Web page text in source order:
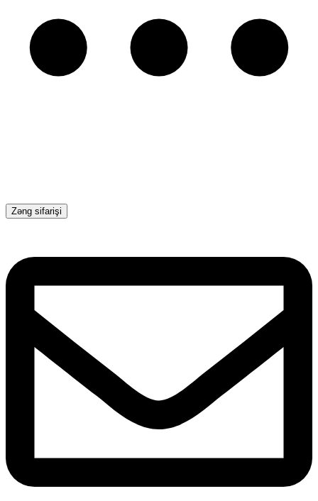
Zəng sifarişi